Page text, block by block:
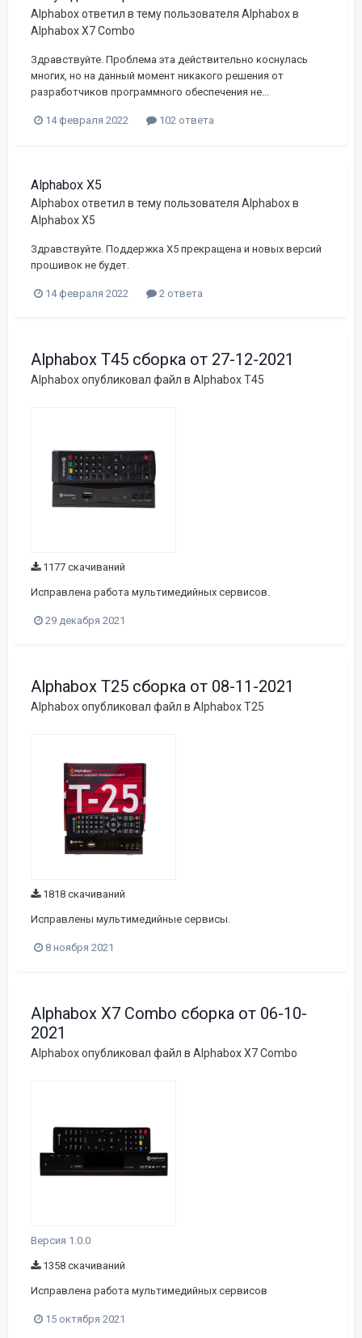
Alphaboxответил в тему пользователя Alphaboxв
Alphabox X7 Combo
Здравствуйте. Проблема эта действительно коснулась
многих, но на данный момент никакого решения от
разработчиков программного обеспечения не...
14 февраля 2022 102 ответа
Alphabox X5
Alphaboxответил в тему пользователя Alphaboxв
Alphabox X5
Здравствуйте. Поддержка X5 прекращена и новых версий
прошивок не будет.
14 февраля 2022 2 ответа
Alphabox T45 сборка от 27-12-2021
Alphaboxопубликовал файл в Alphabox T45
1177 скачиваний
Исправлена работа мультимедийных сервисов.
29 декабря 2021
Alphabox T25 сборка от 08-11-2021
Alphaboxопубликовал файл в Alphabox T25
1818 скачиваний
Исправлены мультимедийные сервисы.
8 ноября 2021
Alphabox X7 Combo сборка от 06-10-
2021
Alphaboxопубликовал файл в Alphabox X7 Combo
Версия 1.0.0
1358 скачиваний
Исправлена работа мультимедийных сервисов
15 октября 2021